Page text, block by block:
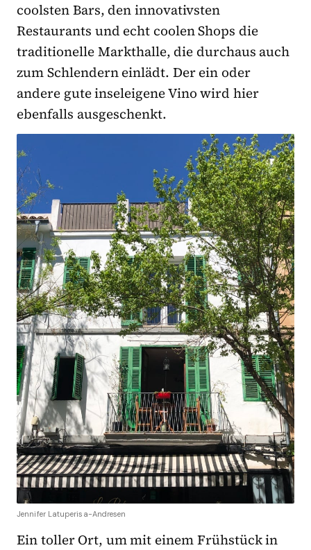
coolsten Bars, den innovativsten
Restaurants und echt coolen Shops die
traditionelle Markthalle, die durchaus auch
zum Schlendern einlädt. Der ein oder
andere gute inseleigene Vino wird hier
ebenfalls ausgeschenkt.
Jennifer Latuperisa-Andresen
Ein toller Ort, um mit einem Frühstück in